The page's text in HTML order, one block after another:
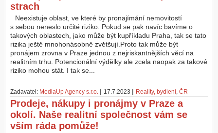
i
ú
č
e
t
strach
Neexistuje oblast, ve které by pronajímání nemovitostí
s sebou neneslo určité riziko. Pokud se pak navíc bavíme o
takových oblastech, jako může být kupříkladu Praha, tak se tato
rizika ještě mnohonásobně zvětšují.Proto tak může být
pronájem zrovna v Praze jednou z nejriskantnějších věcí na
realitním trhu. Potencionální výdělky ale zcela naopak za takové
riziko mohou stát. I tak se...
Zadavatel: MediaUp Agency s.r.o. | 17.7.2023 | Reality, bydlení, ČR
Prodeje, nákupy i pronájmy v Praze a
okolí. Naše realitní společnost vám se
vším ráda pomůže!